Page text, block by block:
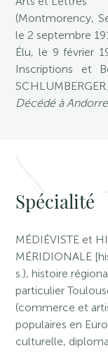
(Montmorency,
le 2 septembre
Élu, le 9 février
Inscriptions et
SCHLUMBERGER.
Décédé à
Spécialité
MÉDIÉVISTE et
MÉRIDIONALE
s.), histoire
particulier
(commerce et
populaires en
culturelle,